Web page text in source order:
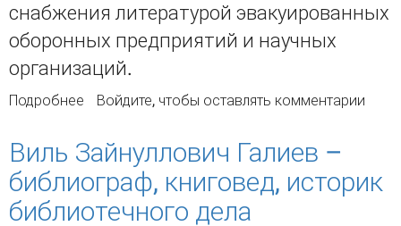
снабжения литературой эвакуированных
оборонных предприятий и научных
организаций.
Подробнее о Национальная библиотека Республики
войны
Войдите, чтобы оставлять комментарии
Виль Зайнуллович Галиев –
библиограф, книговед, историк
библиотечного дела